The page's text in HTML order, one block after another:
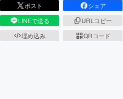
まちづくり・地域活性化
ポスト
シェア
LINEで送る
URLコピー
埋め込み
QRコード